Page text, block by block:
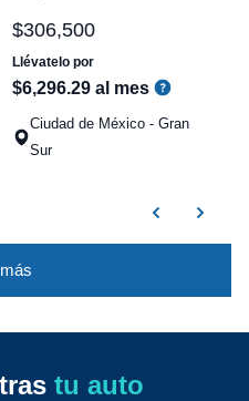
$306,500
Llévatelo por
$6,296.29 al mes
Ciudad de México - Gran
Sur
tu auto